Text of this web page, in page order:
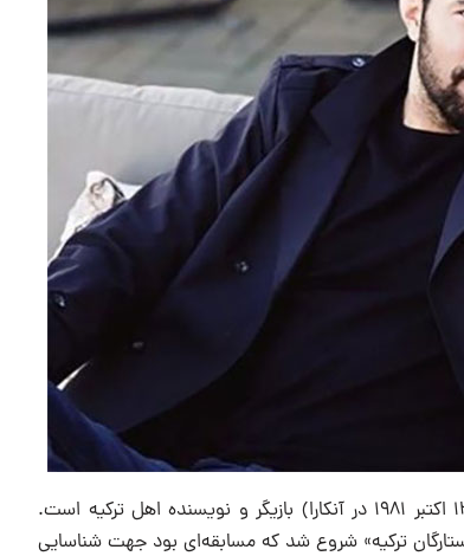
انگین آکیورک (ترکی استانبولی: Engin Akyürek‎) (زاده ۱۲ اکتبر ۱۹۸۱ در آنکارا) بازیگر و نویسنده اهل ترکیه است.
تلویزیون در سال ۲۰۰۴ از مسابقه «ستارگان ترکیه» شروع شد که مسابقه‌ای بود جهت شناسایی